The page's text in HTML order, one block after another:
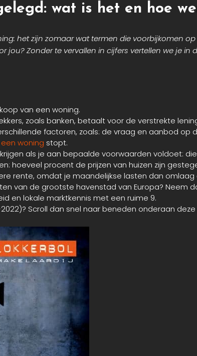
wat is het en hoe
het zijn zomaar wat termen die voorbijkomen
Zonder te vervallen in cijfers vertellen we je in
van een woning.
zoals banken, betaalt voor de verstrekte
factoren, zoals: de vraag en aanbod op
woning stopt.
als je aan bepaalde voorwaarden voldoet:
hoeveel procent de prijzen van huizen zijn
rente, omdat je maandelijkse lasten dan omlaag
van de grootste havenstad van Europa? Neem
en lokale marktkennis met een ruime 9.
Scroll dan snel naar beneden onderaan